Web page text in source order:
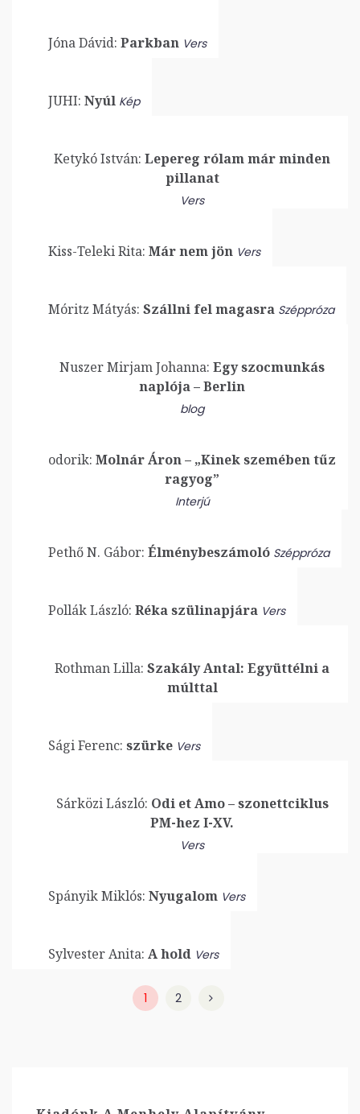
Jóna Dávid: Parkban Vers
JUHI: Nyúl Kép
Ketykó István: Lepereg rólam már minden
pillanat
Vers
Kiss-Teleki Rita: Már nem jön Vers
Móritz Mátyás: Szállni fel magasra Széppróza
Nuszer Mirjam Johanna: Egy szocmunkás
naplója – Berlin
blog
odorik: Molnár Áron – „Kinek szemében tűz
ragyog”
Interjú
Pethő N. Gábor: Élménybeszámoló Széppróza
Pollák László: Réka szülinapjára Vers
Rothman Lilla: Szakály Antal: Együttélni a
múlttal
Sági Ferenc: szürke Vers
Sárközi László: Odi et Amo – szonettciklus
PM-hez I-XV.
Vers
Spányik Miklós: Nyugalom Vers
Sylvester Anita: A hold Vers
1 2